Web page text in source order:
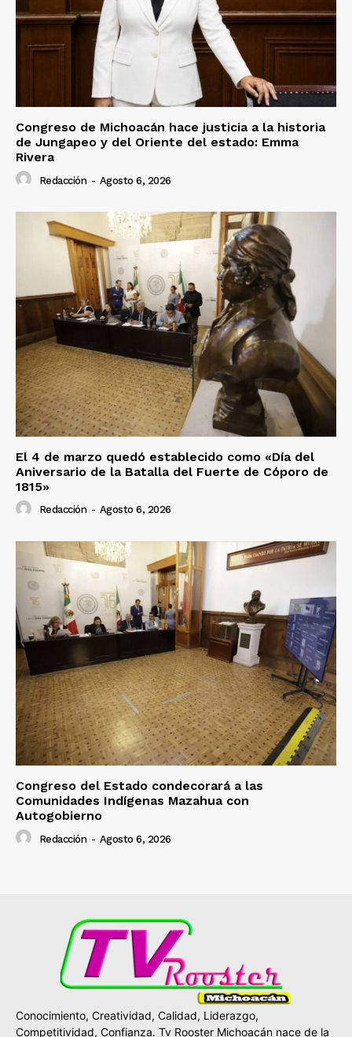
Congreso de Michoacán hace justicia a la historia
de Jungapeo y del Oriente del estado: Emma
Rivera
Redacción - Agosto 6, 2026
El 4 de marzo quedó establecido como «Día del
Aniversario de la Batalla del Fuerte de Cóporo de
1815»
Redacción - Agosto 6, 2026
Congreso del Estado condecorará a las
Comunidades Indígenas Mazahua con
Autogobierno
Redacción - Agosto 6, 2026
Conocimiento, Creatividad, Calidad, Liderazgo,
Competitividad, Confianza. Tv Rooster Michoacán nace de la